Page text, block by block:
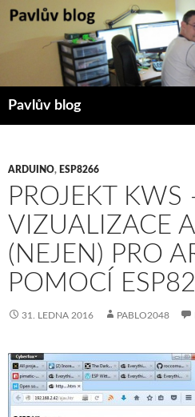
Přejít
Pavlův blog
ARDUINO, ESP8266
PROJEKT
VIZUALIZACE
(NEJEN) PRO
POMOCÍ
31. LEDNA 2016 PABLO2048